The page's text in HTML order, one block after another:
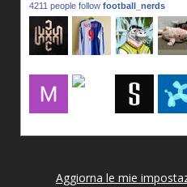
4211 people follow football_nerds
Aggiorna le mie